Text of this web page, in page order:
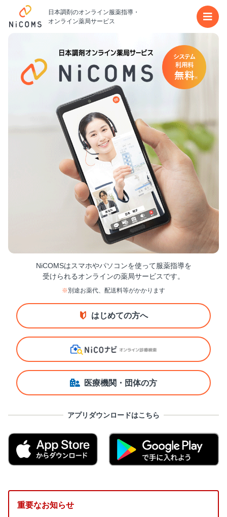
日本調剤のオンライン服薬指導・
オンライン薬局サービス
メイ
NiCOMSはスマホやパソコンを使って服薬指導を
受けられるオンラインの薬局サービスです。
※別途お薬代、配送料等がかかります
はじめての方へ
医療機関・団体の方
アプリダウンロードはこちら
重要なお知らせ